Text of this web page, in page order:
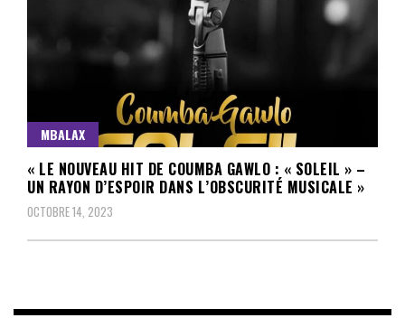
MBALAX
« LE NOUVEAU HIT DE COUMBA GAWLO : « SOLEIL » –
UN RAYON D’ESPOIR DANS L’OBSCURITÉ MUSICALE »
OCTOBRE 14, 2023